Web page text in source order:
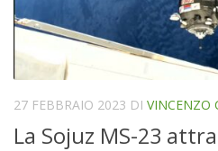
27 FEBBRAIO 2023 DI VINCENZO
La Sojuz MS-23